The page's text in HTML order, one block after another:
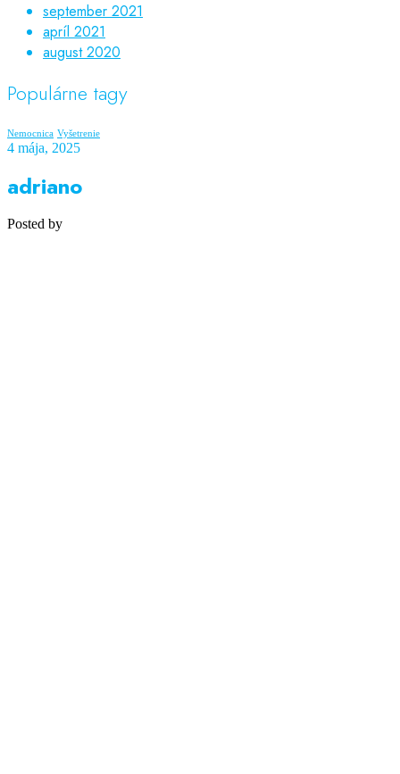
september 2021
apríl 2021
august 2020
Populárne tagy
Nemocnica Vyšetrenie
4 mája, 2025
adriano
Posted by